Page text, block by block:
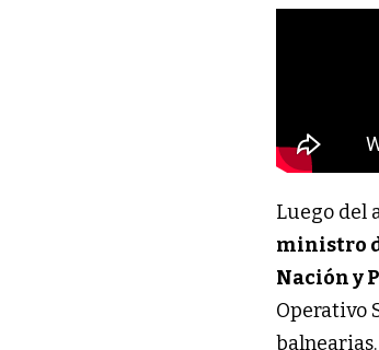
Luego del
ministro
Nación y
Operativo
balnearias.